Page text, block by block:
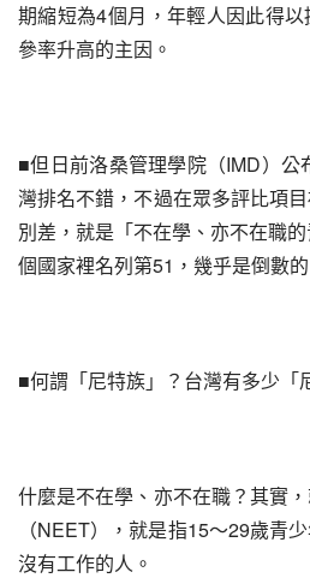
期縮短為4個月，年輕人因此得
參率升高的主因。
■但日前洛桑管理學院（IMD）公
灣排名不錯，不過在眾多評比項
別差，就是「不在學、亦不在職
個國家裡名列第51，幾乎是倒數的
■何謂「尼特族」？台灣有多少「
什麼是不在學、亦不在職？其實
（NEET），就是指15～29歲青
沒有工作的人。